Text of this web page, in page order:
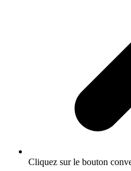
Cliquez sur le bouton